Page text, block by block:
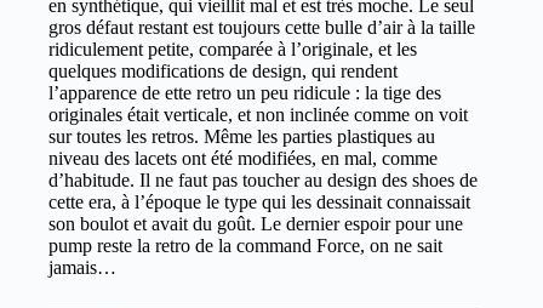
en synthétique, qui vieillit mal et est très moche. Le seul
gros défaut restant est toujours cette bulle d’air à la taille
ridiculement petite, comparée à l’originale, et les
quelques modifications de design, qui rendent
l’apparence de ette retro un peu ridicule : la tige des
originales était verticale, et non inclinée comme on voit
sur toutes les retros. Même les parties plastiques au
niveau des lacets ont été modifiées, en mal, comme
d’habitude. Il ne faut pas toucher au design des shoes de
cette era, à l’époque le type qui les dessinait connaissait
son boulot et avait du goût. Le dernier espoir pour une
pump reste la retro de la command Force, on ne sait
jamais…